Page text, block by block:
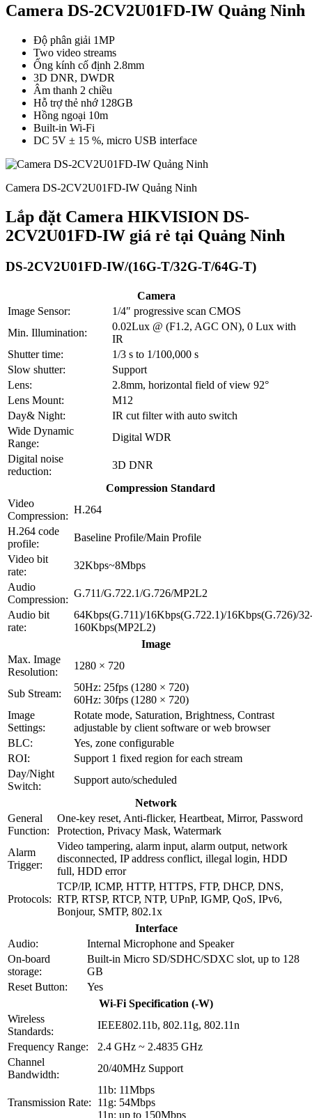
Camera DS-2CV2U01FD-IW Quảng Ninh
Độ phân giải 1MP
Two video streams
Ống kính cố định 2.8mm
3D DNR, DWDR
Âm thanh 2 chiều
Hỗ trợ thẻ nhớ 128GB
Hồng ngoại 10m
Built-in Wi-Fi
DC 5V ± 15 %, micro USB interface
Camera DS-2CV2U01FD-IW Quảng Ninh
Lắp đặt Camera HIKVISION DS-
2CV2U01FD-IW giá rẻ tại Quảng Ninh
DS-2CV2U01FD-IW/(16G-T/32G-T/64G-T)
Camera
Image Sensor:
1/4″ progressive scan CMOS
Min. Illumination:
0.02Lux @ (F1.2, AGC ON), 0 Lux with
IR
Shutter time:
1/3 s to 1/100,000 s
Slow shutter:
Support
Lens:
2.8mm, horizontal field of view 92°
Lens Mount:
M12
Day& Night:
IR cut filter with auto switch
Wide Dynamic
Range:
Digital WDR
Digital noise
reduction:
3D DNR
Compression Standard
Video
Compression:
H.264
H.264 code
profile:
Baseline Profile/Main Profile
Video bit
rate:
32Kbps~8Mbps
Audio
Compression:
G.711/G.722.1/G.726/MP2L2
Audio bit
rate:
64Kbps(G.711)/16Kbps(G.722.1)/16Kbps(G.726)/
160Kbps(MP2L2)
Image
Max. Image
Resolution:
1280 × 720
Sub Stream:
50Hz: 25fps (1280 × 720)
60Hz: 30fps (1280 × 720)
Image
Settings:
Rotate mode, Saturation, Brightness, Contrast
adjustable by client software or web browser
BLC:
Yes, zone configurable
ROI:
Support 1 fixed region for each stream
Day/Night
Switch:
Support auto/scheduled
Network
General
Function:
One-key reset, Anti-flicker, Heartbeat, Mirror, Password
Protection, Privacy Mask, Watermark
Alarm
Trigger:
Video tampering, alarm input, alarm output, network
disconnected, IP address conflict, illegal login, HDD
full, HDD error
Protocols:
TCP/IP, ICMP, HTTP, HTTPS, FTP, DHCP, DNS,
RTP, RTSP, RTCP, NTP, UPnP, IGMP, QoS, IPv6,
Bonjour, SMTP, 802.1x
Interface
Audio:
Internal Microphone and Speaker
On-board
storage:
Built-in Micro SD/SDHC/SDXC slot, up to 128
GB
Reset Button:
Yes
Wi-Fi Specification (-W)
Wireless
Standards:
IEEE802.11b, 802.11g, 802.11n
Frequency Range:
2.4 GHz ~ 2.4835 GHz
Channel
Bandwidth:
20/40MHz Support
Transmission Rate:
11b: 11Mbps
11g: 54Mbps
11n: up to 150Mbps